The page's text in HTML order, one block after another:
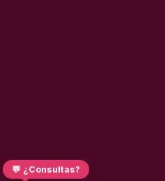
💬 ¿Consultas?